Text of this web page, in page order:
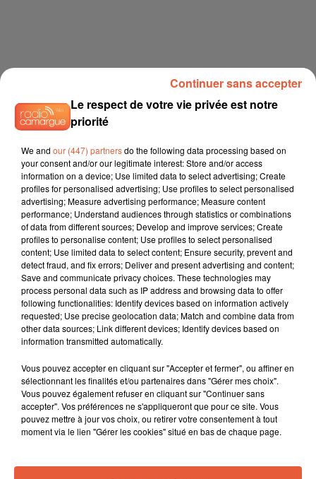
À LA UNE
6 août 2026
Arles : après un taureau percuté lors d'une
Le respect de votre vie privée est notre
priorité
We and our (447) partnersdo the following data processing based on
your consent and/or our legitimate interest: Store and/or access
information on a device; Use limited data to select advertising; Create
profiles for personalised advertising; Use profiles to select personalised
advertising; Measure advertising performance; Measure content
performance; Understand audiences through statistics or combinations
of data from different sources; Develop and improve services; Create
profiles to personalise content; Use profiles to select personalised
content; Use limited data to select content; Ensure security, prevent and
detect fraud, and fix errors; Deliver and present advertising and content;
Save and communicate privacy choices. These technologies may
process personal data such as IP address and browsing data to offer
following functionalities: Identify devices based on information actively
requested; Use precise geolocation data; Match and combine data from
other data sources; Link different devices; Identify devices based on
information transmitted automatically.
Vous pouvez accepter en cliquant sur "Accepter et fermer", ou affiner en
sélectionnant les finalités et/ou partenaires dans "Gérer mes choix".
Vous pouvez également refuser en cliquant sur "Continuer sans
accepter". Vos préférences ne s'appliqueront que pour ce site. Vous
pouvez mettre à jour vos choix, ou retirer votre consentement à tout
moment via le lien "Gérer les cookies" situé en bas de chaque page.
Continuer sans accepter